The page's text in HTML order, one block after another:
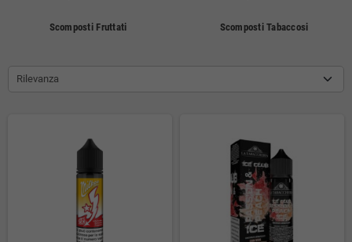
Scomposti Fruttati Scomposti Tabaccosi
Rilevanza